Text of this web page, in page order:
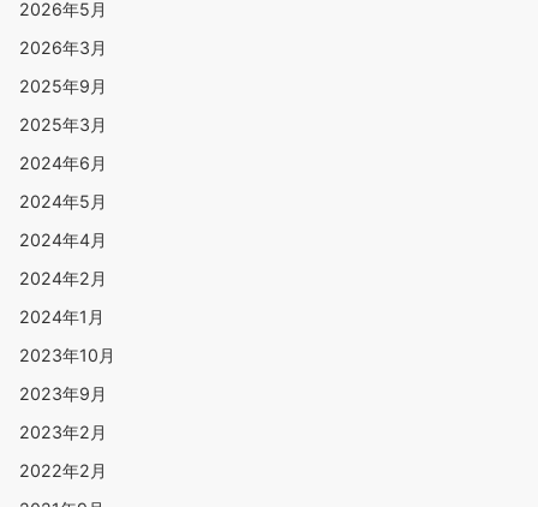
アーカイブ
2026年6月
2026年5月
2026年3月
2025年9月
2025年3月
2024年6月
2024年5月
2024年4月
2024年2月
2024年1月
2023年10月